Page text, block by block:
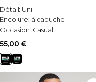
Détail: Uni
Encolure: à capuche
Occasion: Casual
55,00 €